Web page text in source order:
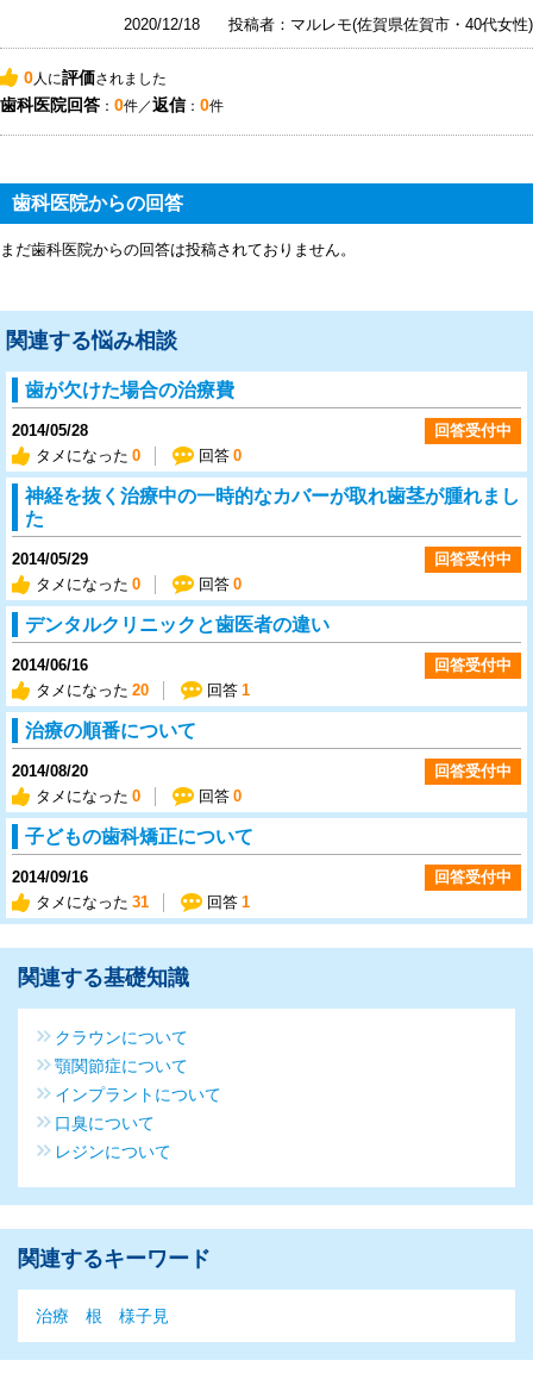
2020/12/18 投稿者：マルレモ(佐賀県佐賀市・40代女性)
0 人に評価されました
歯科医院回答 ： 0件／返信： 0件
歯科医院からの回答
まだ歯科医院からの回答は投稿されておりません。
関連する悩み相談
歯が欠けた場合の治療費
2014/05/28
タメになった 0 回答 0
回答受付中
神経を抜く治療中の一時的なカバーが取れ歯茎が腫れまし
た
2014/05/29
タメになった 0 回答 0
回答受付中
デンタルクリニックと歯医者の違い
2014/06/16
タメになった 20 回答 1
回答受付中
治療の順番について
2014/08/20
タメになった 0 回答 0
回答受付中
子どもの歯科矯正について
2014/09/16
タメになった 31 回答 1
回答受付中
関連する基礎知識
クラウンについて
顎関節症について
インプラントについて
口臭について
レジンについて
関連するキーワード
治療 根 様子見